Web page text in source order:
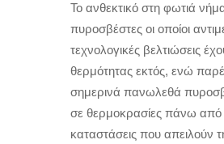
Το ανθεκτικό στη φωτιά
πυροσβέστες οι οποίοι
τεχνολογικές βελτιώσεις
θερμότητας εκτός, ενώ
σημερινά πανωλεθά
σε θερμοκρασίες πάνω από
καταστάσεις που απειλούν